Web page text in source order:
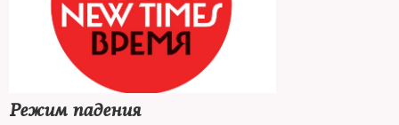
Режим падения